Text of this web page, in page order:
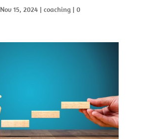
Nov 15, 2024| coaching| 0